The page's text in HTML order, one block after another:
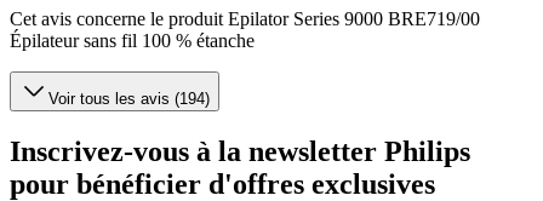
Cet avis concerne le produit Epilator Series 9000 BRE719/00
Épilateur sans fil 100 % étanche
Voir tous les avis (194)
Inscrivez-vous à la newsletter Philips
pour bénéficier d'offres exclusives